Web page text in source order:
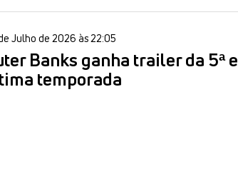
Julho de 2026 às 22:05
Banks ganha trailer da 5ª e
temporada